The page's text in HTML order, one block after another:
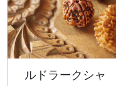
ルドラークシャ